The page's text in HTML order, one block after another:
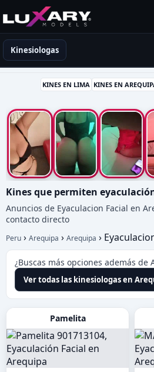
Kinesiólogas en Perú
Kinesiologas
KINES EN LIMA KINES EN
Kines que permiten
Anuncios de Eyaculacion Facial en
contacto directo
Peru › Arequipa › Arequipa ›
¿Buscas más opciones además de
Ver todas las kinesiologas en
Pamelita